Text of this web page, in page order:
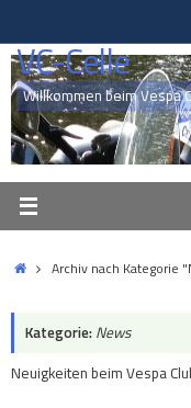
springen
VC-Celle
Willkommen beim Vespa
StartArchiv nach Kategorie
Kategorie: News
Neuigkeiten beim Vespa